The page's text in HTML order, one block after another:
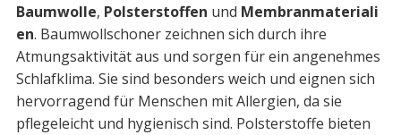
Baumwolle, Polsterstoffen und Membranmateriali
en. Baumwollschoner zeichnen sich durch ihre
Atmungsaktivität aus und sorgen für ein angenehmes
Schlafklima. Sie sind besonders weich und eignen sich
hervorragend für Menschen mit Allergien, da sie
pflegeleicht und hygienisch sind. Polsterstoffe bieten